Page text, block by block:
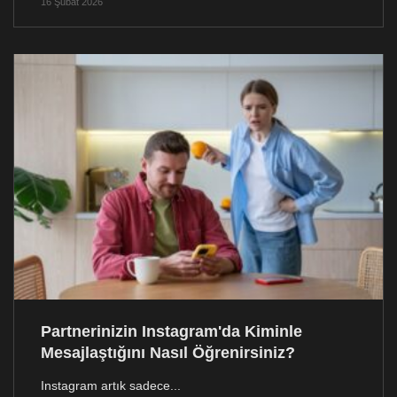
Partnerinizin Instagram'da Kiminle
Mesajlaştığını Nasıl Öğrenirsiniz?
Instagram artık sadece...